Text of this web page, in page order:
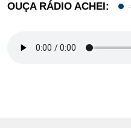
OUÇA RÁDIO ACHEI: